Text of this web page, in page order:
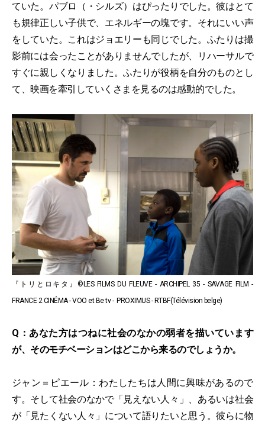
ていた。パブロ（・シルズ）はぴったりでした。彼はとて
も規律正しい子供で、エネルギーの塊です。それにいい声
をしていた。これはジョエリーも同じでした。ふたりは撮
影前には会ったことがありませんでしたが、リハーサルで
すぐに親しくなりました。ふたりが役柄を自分のものとし
て、映画を牽引していくさまを見るのは感動的でした。
『トリとロキタ』©LES FILMS DU FLEUVE - ARCHIPEL 35 - SAVAGE FILM -
FRANCE 2 CINÉMA - VOO et Be tv - PROXIMUS - RTBF(Télévision belge)
Q：あなた方はつねに社会のなかの弱者を描いています
が、そのモチベーションはどこから来るのでしょうか。
ジャン＝ピエール：わたしたちは人間に興味があるので
す。そして社会のなかで「見えない人々」、あるいは社会
が「見たくない人々」について語りたいと思う。彼らに物